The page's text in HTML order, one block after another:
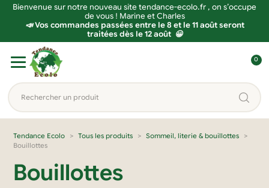
Bienvenue sur notre nouveau site tendance-ecolo.fr , on s’occupe
de vous ! Marine et Charles
📣 Vos commandes passées entre le 8 et le 11 août seront
traitées dès le 12 août 😀
navigation
contenu
Rechercher
un
produit...
o
n
e
0
Tendance Ecolo Tous les produits
Sommeil, literie & bouillottes
Bouillottes
Bouillottes